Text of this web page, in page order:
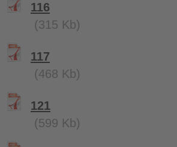
116
(315 Kb)
117
(468 Kb)
121
(599 Kb)